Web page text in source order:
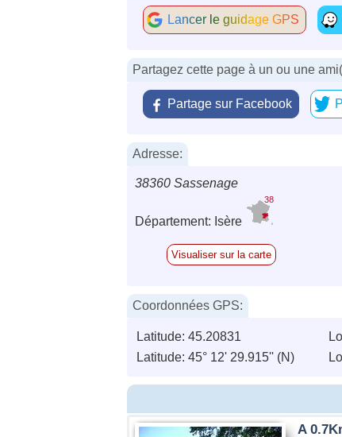
Lancer le guidage GPS
Partagez cette page à un ou une
Partage sur Facebook
Adresse:
38360 Sassenage
Département: Isère
38
Visualiser sur la carte
Coordonnées GPS:
Latitude: 45.20831
Latitude: 45° 12' 29.915'' (N)
A